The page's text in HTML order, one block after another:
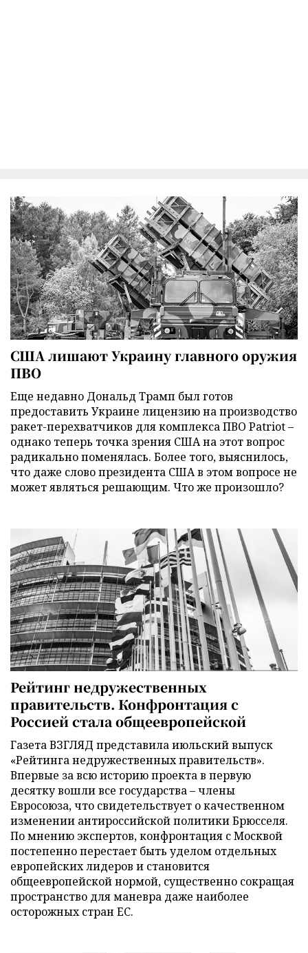
США лишают Украину главного оружия
ПВО
Еще недавно Дональд Трамп был готов
предоставить Украине лицензию на производство
ракет-перехватчиков для комплекса ПВО Patriot –
однако теперь точка зрения США на этот вопрос
радикально поменялась. Более того, выяснилось,
что даже слово президента США в этом вопросе не
может являться решающим. Что же произошло?
Рейтинг недружественных
правительств. Конфронтация с
Россией стала общеевропейской
Газета ВЗГЛЯД представила июльский выпуск
«Рейтинга недружественных правительств».
Впервые за всю историю проекта в первую
десятку вошли все государства – члены
Евросоюза, что свидетельствует о качественном
изменении антироссийской политики Брюсселя.
По мнению экспертов, конфронтация с Москвой
постепенно перестает быть уделом отдельных
европейских лидеров и становится
общеевропейской нормой, существенно сокращая
пространство для маневра даже наиболее
осторожных стран ЕС.